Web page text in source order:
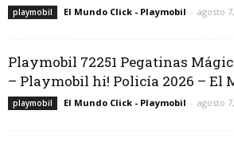
playmobil El Mundo Click - Playmobil - agosto
Playmobil 72251 Pegatinas
– Playmobil hi! Policía 2026 – El
playmobil El Mundo Click - Playmobil - agosto